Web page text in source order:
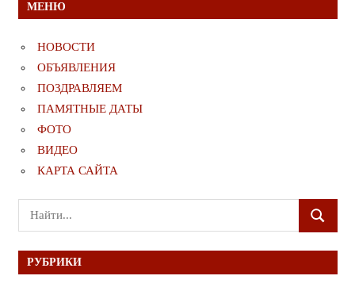
МЕНЮ
НОВОСТИ
ОБЪЯВЛЕНИЯ
ПОЗДРАВЛЯЕМ
ПАМЯТНЫЕ ДАТЫ
ФОТО
ВИДЕО
КАРТА САЙТА
Поиск
для:
ПОИСК
РУБРИКИ